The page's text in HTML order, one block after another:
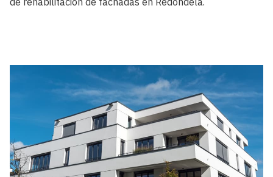
de rehabilitación de fachadas en Redondela.